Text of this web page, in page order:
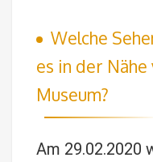
Welche
es in der
Museum?
Am 29.02.2020